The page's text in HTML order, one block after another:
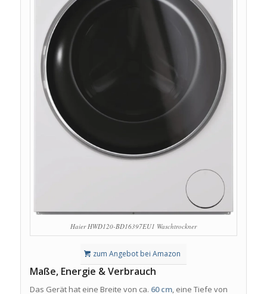
Haier HWD120-BD16397EU1 Waschtrockner
zum Angebot bei Amazon
Maße, Energie & Verbrauch
Das Gerät hat eine Breite von ca. 60 cm, eine Tiefe von